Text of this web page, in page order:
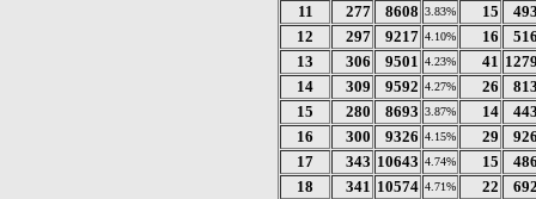
11
277 8608 3.83% 15
12
297 9217 4.10% 16
13
306 9501 4.23% 41
14
309 9592 4.27% 26
15
280 8693 3.87% 14
16
300 9326 4.15% 29
17
343 10643 4.74% 15
18
341 10574 4.71% 22